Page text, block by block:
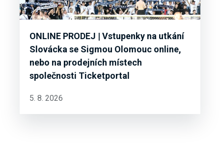
ONLINE PRODEJ | Vstupenky na utkání
Slovácka se Sigmou Olomouc online,
nebo na prodejních místech
společnosti Ticketportal
5. 8. 2026